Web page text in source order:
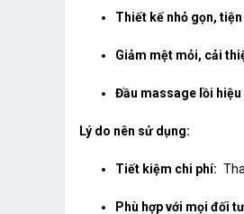
Thiết kế nhỏ gọn,
Giảm mệt mỏi, cải
Đầu massage lồi hiệu
Lý do nên sử dụng:
Tiết kiệm chi phí:
Phù hợp với mọi đối